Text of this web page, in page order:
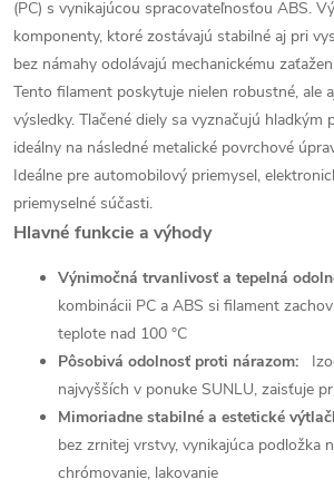
(PC) s vynikajúcou spracovateľnosťou ABS.
komponenty, ktoré zostávajú stabilné aj pri
bez námahy odolávajú mechanickému
Tento filament poskytuje nielen robustné, ale
výsledky. Tlačené diely sa vyznačujú hladkým
ideálny na následné metalické povrchové
Ideálne pre automobilový priemysel,
priemyselné súčasti.
Hlavné funkcie a výhody
Výnimočná trvanlivosť a tepelná
kombinácii PC a ABS si filament
teplote nad 100 °C
Pôsobivá odolnosť proti nárazom:
najvyšších v ponuke SUNLU, zaisťuje
Mimoriadne stabilné a estetické
bez zrnitej vrstvy, vynikajúca podložka
chrómovanie, lakovanie